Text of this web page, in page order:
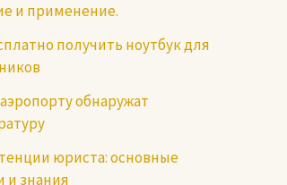
и применение.
получить ноутбук для
обнаружат
юриста: основные
и знания